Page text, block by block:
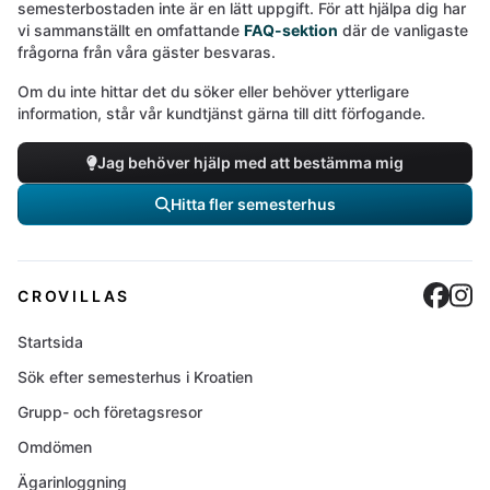
semesterbostaden inte är en lätt uppgift. För att hjälpa dig har
vi sammanställt en omfattande FAQ-sektion där de vanligaste
frågorna från våra gäster besvaras.
Om du inte hittar det du söker eller behöver ytterligare
information, står vår kundtjänst gärna till ditt förfogande.
Jag behöver hjälp med att bestämma mig
Hitta fler semesterhus
CROVILLAS
Startsida
Sök efter semesterhus i Kroatien
Grupp- och företagsresor
Omdömen
Ägarinloggning